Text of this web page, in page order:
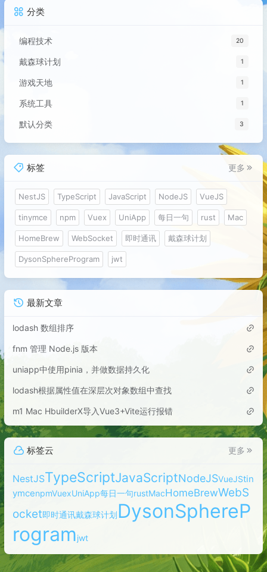
分类
编程技术 20
戴森球计划 1
游戏天地 1
系统工具 1
默认分类 3
标签 更多
NestJS TypeScript JavaScript NodeJS VueJS
tinymce npm Vuex UniApp 每日一句 rust Mac
HomeBrew WebSocket 即时通讯 戴森球计划
DysonSphereProgram jwt
最新文章
lodash 数组排序
fnm 管理 Node.js 版本
uniapp中使用pinia，并做数据持久化
lodash根据属性值在深层次对象数组中查找
m1 Mac HbuilderX导入Vue3+Vite运行报错
标签云 更多
NestJSTypeScriptJavaScriptNodeJSVueJStin
ymcenpmVuexUniApp每日一句rustMacHomeBrewWebS
ocket即时通讯戴森球计划DysonSphereP
rogramjwt